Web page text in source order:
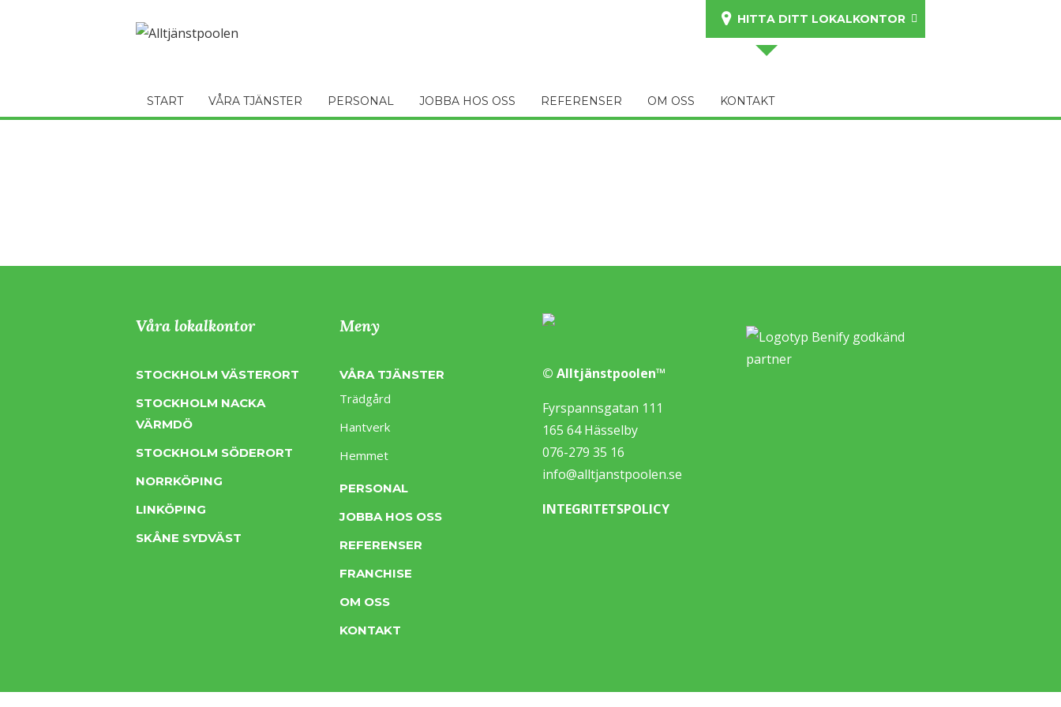
HITTA DITT LOKALKONTOR
START VÅRA TJÄNSTER PERSONAL JOBBA HOS OSS REFERENSER OM OSS KONTAKT
Våra lokalkontor
STOCKHOLM VÄSTERORT
STOCKHOLM NACKA
VÄRMDÖ
STOCKHOLM SÖDERORT
NORRKÖPING
LINKÖPING
SKÅNE SYDVÄST
Meny
VÅRA TJÄNSTER
Trädgård
Hantverk
Hemmet
PERSONAL
JOBBA HOS OSS
REFERENSER
FRANCHISE
OM OSS
KONTAKT
© Alltjänstpoolen™
Fyrspannsgatan 111
165 64 Hässelby
076-279 35 16
info@alltjanstpoolen.se
INTEGRITETSPOLICY